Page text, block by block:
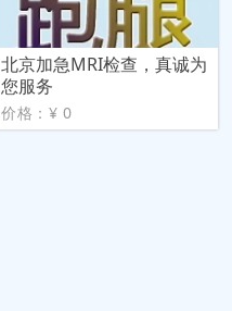
北京加急MRI检查，真诚为
您服务
价格：¥ 0